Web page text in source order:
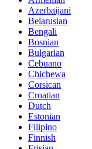
Azerbaijani
Belarusian
Bengali
Bosnian
Bulgarian
Cebuano
Chichewa
Corsican
Croatian
Dutch
Estonian
Filipino
Finnish